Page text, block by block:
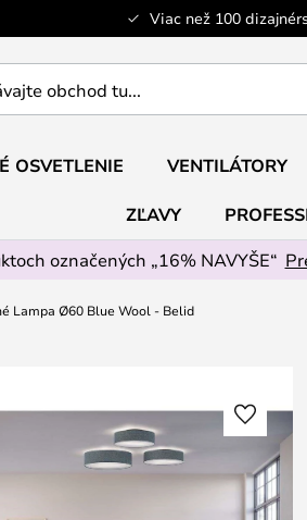
Viac než 100
OSVETLENIE VENTILÁTORY
ZĽAVY
označených „16% NAVYŠE“
Lampa Ø60 Blue Wool - Belid